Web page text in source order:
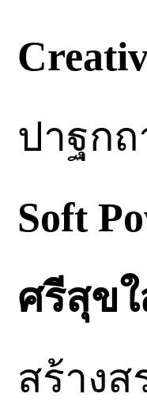
ปาฐกถ
Soft
ศรีสุข
สร้าง